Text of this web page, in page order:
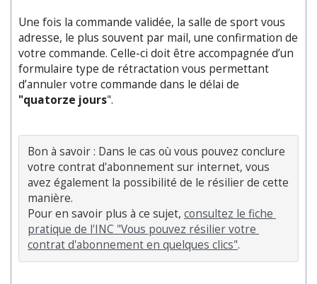
Une fois la commande validée, la salle de sport vous
adresse, le plus souvent par mail, une confirmation de
votre commande. Celle-ci doit être accompagnée d’un
formulaire type de rétractation vous permettant
d’annuler votre commande dans le délai de
"quatorze jours".
Bon à savoir : Dans le cas où vous pouvez conclure
votre contrat d'abonnement sur internet, vous
avez également la possibilité de le résilier de cette
manière.
Pour en savoir plus à ce sujet, consultez le fiche
pratique de l'INC "Vous pouvez résilier votre
contrat d'abonnement en quelques clics"